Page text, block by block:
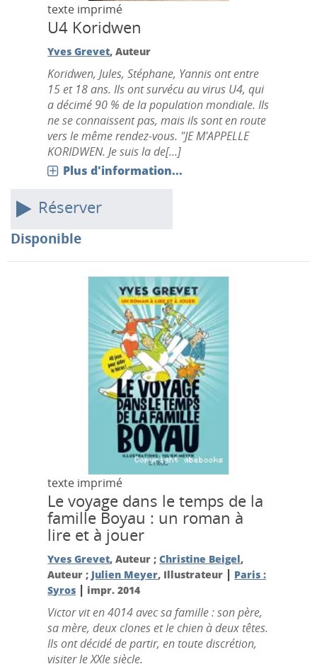
texte imprimé
U4 Koridwen
Yves Grevet, Auteur
Koridwen, Jules, Stéphane, Yannis ont entre
15 et 18 ans. Ils ont survécu au virus U4, qui
a décimé 90 % de la population mondiale. Ils
ne se connaissent pas, mais ils sont en route
vers le même rendez-vous. "JE M'APPELLE
KORIDWEN. Je suis la de[...]
Plus d'information...
Réserver
Disponible
texte imprimé
Le voyage dans le temps de la
famille Boyau : un roman à
lire et à jouer
Yves Grevet, Auteur ;Christine Beigel,
Auteur ; Julien Meyer, Illustrateur | Paris :
Syros | impr. 2014
Victor vit en 4014 avec sa famille : son père,
sa mère, deux clones et le chien à deux têtes.
Ils ont décidé de partir, en toute discrétion,
visiter le XXIe siècle.